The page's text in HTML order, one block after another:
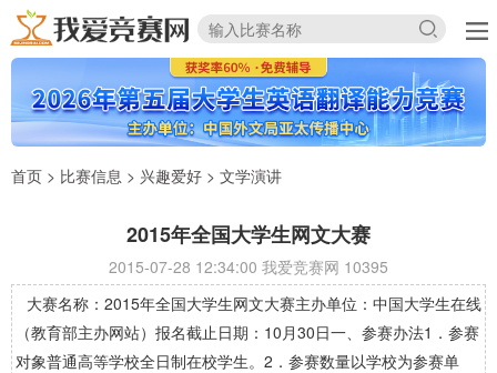
首页 > 比赛信息 > 兴趣爱好 > 文学演讲
2015年全国大学生网文大赛
2015-07-28 12:34:00 我爱竞赛网 10395
大赛名称：2015年全国大学生网文大赛主办单位：中国大学生在线
（教育部主办网站）报名截止日期：10月30日一、参赛办法1．参赛
对象普通高等学校全日制在校学生。2．参赛数量以学校为参赛单